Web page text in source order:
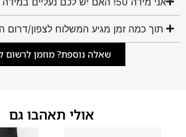
תוך כמה זמן מגיע המשלוח לצפון/דרום
שאלה נוספת? מוזמן לרשום
אולי תאהבו גם